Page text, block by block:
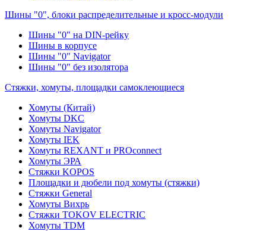
Шины "0", блоки распределительные и кросс-модули
Шины "0" на DIN-рейку
Шины в корпусе
Шины "0" Navigator
Шины "0" без изолятора
Стяжки, хомуты, площадки самоклеющиеся
Хомуты (Китай)
Хомуты DKC
Хомуты Navigator
Хомуты IEK
Хомуты REXANT и PROconnect
Хомуты ЭРА
Стяжки KOPOS
Площадки и дюбели под хомуты (стяжки)
Стяжки General
Хомуты Вихрь
Стяжки TOKOV ELECTRIC
Хомуты TDM